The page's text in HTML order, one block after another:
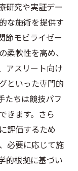
研究や実証デー
な施術を提供す
節モビライゼー
柔軟性を高め、
アスリート向け
といった専門的
たちは競技パフ
きます。さら
評価するため
必要に応じて施
的根拠に基づい